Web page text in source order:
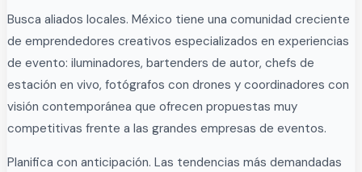
Busca aliados locales. México tiene una comunidad creciente
de emprendedores creativos especializados en experiencias
de evento: iluminadores, bartenders de autor, chefs de
estación en vivo, fotógrafos con drones y coordinadores con
visión contemporánea que ofrecen propuestas muy
competitivas frente a las grandes empresas de eventos.
Planifica con anticipación. Las tendencias más demandadas